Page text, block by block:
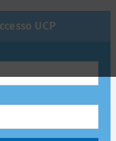
UCP